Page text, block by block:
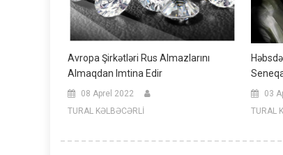
Avropa Şirkətləri Rus Almazlarını
Almaqdan Imtina Edir
08 Aprel 2022
TURAL KƏLBƏCƏRLİ
03
TURAL